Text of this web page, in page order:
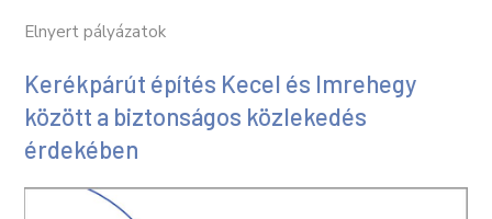
Elnyert pályázatok
Kerékpárút építés Kecel és Imrehegy
között a biztonságos közlekedés
érdekében